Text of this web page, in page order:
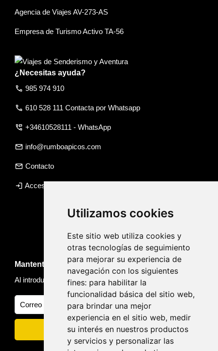
Utilizamos cookies
Este sitio web utiliza cookies y
otras tecnologías de seguimiento
para mejorar su experiencia de
navegación con los siguientes
fines: para habilitar la
funcionalidad básica del sitio web,
para brindar una mejor
experiencia en el sitio web, medir
su interés en nuestros productos
y servicios y personalizar las
Agencia de Viajes AV-273-AS
Empresa de Turismo Activo TA-56
¿Necesitas ayuda?
call 985 974 910
call 610 528 111 Contacta por Whatsapp
perm_phone_msg +34610528111 - WhatsApp
email info@rumboapicos.com
email Contacto
login Acceso agencia
Mantente informado de novedades y viajes
Al introducir tu email, aceptas nuestraPolítica de privacidad